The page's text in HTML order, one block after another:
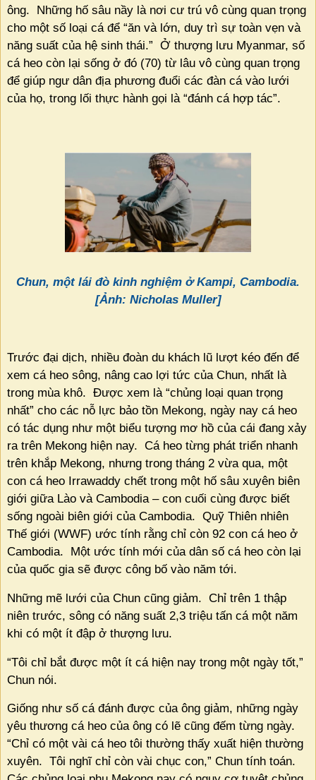
ông.
Những hố sâu nầy là nơi cư trú vô cùng quan trọng
cho một số loại cá để “ăn và lớn, duy trì sự toàn vẹn và
năng suất của hệ sinh thái.” Ở thượng lưu Myanmar, số
cá heo còn lại sống ở đó (70) từ lâu vô cùng quan trọng
để giúp ngư dân địa phương đuổi các đàn cá vào lưới
của họ, trong lối thực hành gọi là “đánh cá hợp tác”.
Chun, một lái đò kinh nghiệm ở Kampi, Cambodia.
[Ảnh: Nicholas Muller]
Trước đại dịch, nhiều đoàn du khách lũ lượt kéo đến để
xem cá heo sông, nâng cao lợi tức của Chun, nhất là
trong mùa khô. Được xem là “chủng loại quan trọng
nhất” cho các nỗ lực bảo tồn Mekong, ngày nay cá heo
có tác dụng như một biểu tượng mơ hồ của cái đang xảy
ra trên Mekong hiện nay. Cá heo từng phát triển nhanh
trên khắp Mekong, nhưng trong tháng 2 vừa qua, một
con cá heo Irrawaddy chết trong một hố sâu xuyên biên
giới giữa Lào và Cambodia – con cuối cùng được biết
sống ngoài biên giới của Cambodia. Quỹ Thiên nhiên
Thế giới (WWF) ước tính rằng chỉ còn 92 con cá heo ở
Cambodia.
Một ước tính mới của dân số cá heo còn lại
của quốc gia sẽ được công bố vào năm tới.
Những mẽ lưới của Chun cũng giảm. Chỉ trên 1 thập
niên trước, sông có năng suất 2,3 triệu tấn cá một năm
khi có một ít đập ở thượng lưu.
“Tôi chỉ bắt được một ít cá hiện nay trong một ngày tốt,”
Chun nói.
Giống như số cá đánh được của ông giảm, những ngày
yêu thương cá heo của ông có lẽ cũng đếm từng ngày.
“Chỉ có một vài cá heo tôi thường thấy xuất hiện thường
xuyên. Tôi nghĩ chỉ còn vài chục con,” Chun tính toán.